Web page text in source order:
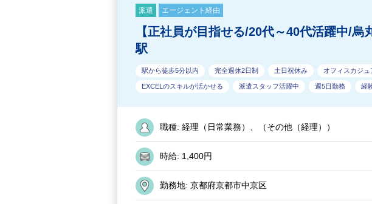
派遣 エージェント経由
【正社員が目指せる/20代～40代活躍中/
駅
駅から徒歩5分以内 完全週休2日制 土日祝休み オフィスカジュ
EXCELのスキルが活かせる 派遣スタッフ活躍中 週5日勤務 経
職種: 経理（日常業務）、（その他（経理））
時給: 1,400円
勤務地: 京都府京都市中京区